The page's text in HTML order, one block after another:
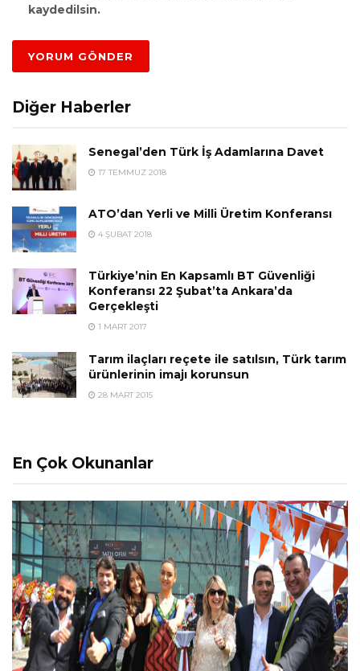
kaydedilsin.
Diğer Haberler
Senegal’den Türk İş Adamlarına Davet
17 TEMMUZ 2018
ATO’dan Yerli ve Milli Üretim Konferansı
4 ŞUBAT 2018
Türkiye’nin En Kapsamlı BT Güvenliği
Konferansı 22 Şubat’ta Ankara’da
Gerçekleşti
1 MART 2017
Tarım ilaçları reçete ile satılsın, Türk tarım
ürünlerinin imajı korunsun
28 MART 2015
En Çok Okunanlar